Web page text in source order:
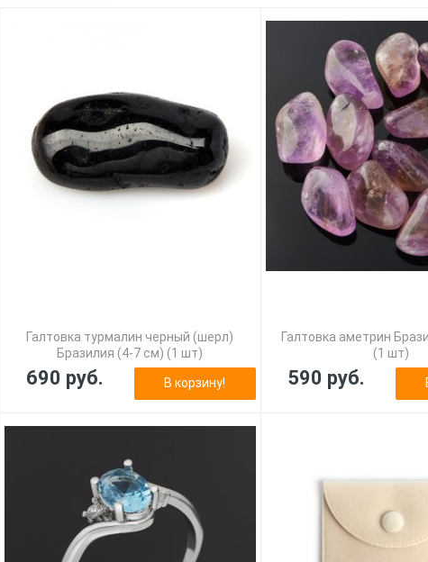
Галтовка турмалин черный (шерл)
Бразилия (4-7 см) (1 шт)
690 руб. В корзину!
Галтовка аметрин
(1 шт)
590 руб.